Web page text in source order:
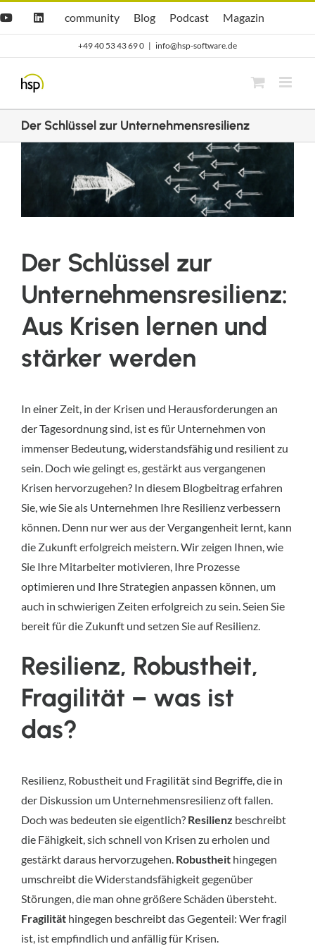
YouTubeLinkedIn
Hsp
community
community
hsp
Blog
Blog Opti.Cast
Podcast Opti.Mag
Magazin
+49 40 53 43 69 0 | info@hsp-software.de
Der Schlüssel zur Unternehmensresilienz
Zeige
Der Schlüssel zur
Unternehmensresilienz:
Aus Krisen lernen und
stärker werden
In einer Zeit, in der Krisen und Herausforderungen an
der Tagesordnung sind, ist es für Unternehmen von
immenser Bedeutung, widerstandsfähig und resilient zu
sein. Doch wie gelingt es, gestärkt aus vergangenen
Krisen hervorzugehen? In diesem Blogbeitrag erfahren
Sie, wie Sie als Unternehmen Ihre Resilienz verbessern
können. Denn nur wer aus der Vergangenheit lernt, kann
die Zukunft erfolgreich meistern. Wir zeigen Ihnen, wie
Sie Ihre Mitarbeiter motivieren, Ihre Prozesse
optimieren und Ihre Strategien anpassen können, um
auch in schwierigen Zeiten erfolgreich zu sein. Seien Sie
bereit für die Zukunft und setzen Sie auf Resilienz.
Resilienz, Robustheit,
Fragilität – was ist
das?
Resilienz, Robustheit und Fragilität sind Begriffe, die in
der Diskussion um Unternehmensresilienz oft fallen.
Doch was bedeuten sie eigentlich? Resilienz beschreibt
die Fähigkeit, sich schnell von Krisen zu erholen und
gestärkt daraus hervorzugehen. Robustheit hingegen
umschreibt die Widerstandsfähigkeit gegenüber
Störungen, die man ohne größere Schäden übersteht.
Fragilität hingegen beschreibt das Gegenteil: Wer fragil
ist, ist empfindlich und anfällig für Krisen.